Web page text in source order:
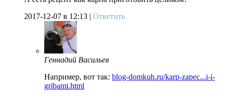
2017-12-07 в 12:13 | Ответить
Геннадий Васильев
Например, вот так: blog-domkuh.ru/karp-zapec...i-i-
gribami.html